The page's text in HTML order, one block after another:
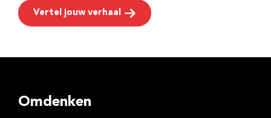
Vertel jouw verhaal
Omdenken